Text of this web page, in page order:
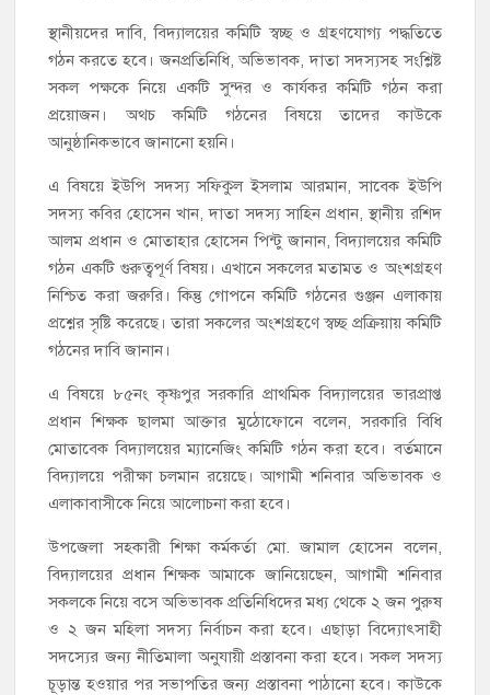
স্থানীয়দের দাবি, বিদ্যালয়ের কমিটি স্বচ্ছ ও গ্রহণযোগ্য পদ্ধতিতে
গঠন করতে হবে। জনপ্রতিনিধি, অভিভাবক, দাতা সদস্যসহ সংশ্লিষ্ট
সকল পক্ষকে নিয়ে একটি সুন্দর ও কার্যকর কমিটি গঠন করা
প্রয়োজন। অথচ কমিটি গঠনের বিষয়ে তাদের কাউকে
আনুষ্ঠানিকভাবে জানানো হয়নি।
এ বিষয়ে ইউপি সদস্য সফিকুল ইসলাম আরমান, সাবেক ইউপি
সদস্য কবির হোসেন খান, দাতা সদস্য সাহিন প্রধান, স্থানীয় রশিদ
আলম প্রধান ও মোতাহার হোসেন পিন্টু জানান, বিদ্যালয়ের কমিটি
গঠন একটি গুরুত্বপূর্ণ বিষয়। এখানে সকলের মতামত ও অংশগ্রহণ
নিশ্চিত করা জরুরি। কিন্তু গোপনে কমিটি গঠনের গুঞ্জন এলাকায়
প্রশ্নের সৃষ্টি করেছে। তারা সকলের অংশগ্রহণে স্বচ্ছ প্রক্রিয়ায় কমিটি
গঠনের দাবি জানান।
এ বিষয়ে ৮৫নং কৃষ্ণপুর সরকারি প্রাথমিক বিদ্যালয়ের ভারপ্রাপ্ত
প্রধান শিক্ষক ছালমা আক্তার মুঠোফোনে বলেন, সরকারি বিধি
মোতাবেক বিদ্যালয়ের ম্যানেজিং কমিটি গঠন করা হবে। বর্তমানে
বিদ্যালয়ে পরীক্ষা চলমান রয়েছে। আগামী শনিবার অভিভাবক ও
এলাকাবাসীকে নিয়ে আলোচনা করা হবে।
উপজেলা সহকারী শিক্ষা কর্মকর্তা মো. জামাল হোসেন বলেন,
বিদ্যালয়ের প্রধান শিক্ষক আমাকে জানিয়েছেন, আগামী শনিবার
সকলকে নিয়ে বসে অভিভাবক প্রতিনিধিদের মধ্য থেকে ২ জন পুরুষ
ও ২ জন মহিলা সদস্য নির্বাচন করা হবে। এছাড়া বিদ্যোৎসাহী
সদস্যের জন্য নীতিমালা অনুযায়ী প্রস্তাবনা করা হবে। সকল সদস্য
চূড়ান্ত হওয়ার পর সভাপতির জন্য প্রস্তাবনা পাঠানো হবে। কাউকে